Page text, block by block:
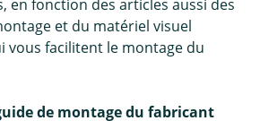
en fonction des articles aussi des
et du matériel visuel
vous facilitent le montage du
de montage du fabricant